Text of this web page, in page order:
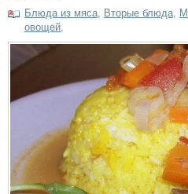
Блюда из мяса Вторые блюда
овощей